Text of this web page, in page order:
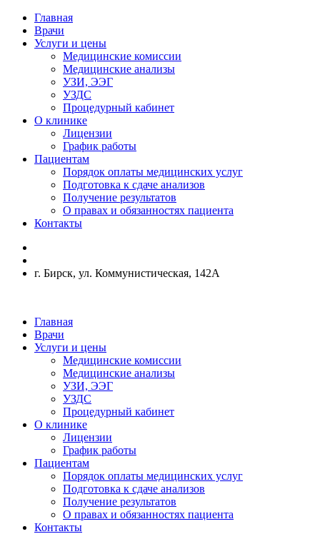
Главная
Врачи
Услуги и цены
Медицинские комиссии
Медицинские анализы
УЗИ, ЭЭГ
УЗДС
Процедурный кабинет
О клинике
Лицензии
График работы
Пациентам
Порядок оплаты медицинских услуг
Подготовка к сдаче анализов
Получение результатов
О правах и обязанностях пациента
Контакты
г. Бирск, ул. Коммунистическая, 142А
Главная
Врачи
Услуги и цены
Медицинские комиссии
Медицинские анализы
УЗИ, ЭЭГ
УЗДС
Процедурный кабинет
О клинике
Лицензии
График работы
Пациентам
Порядок оплаты медицинских услуг
Подготовка к сдаче анализов
Получение результатов
О правах и обязанностях пациента
Контакты